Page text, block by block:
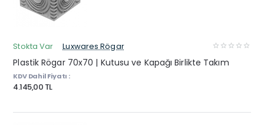
Stokta Var Luxwares Rögar
Plastik Rögar 70x70 | Kutusu ve Kapağı Birlikte Takım
KDV Dahil Fiyatı :
4.145,00 TL